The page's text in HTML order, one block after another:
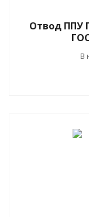
Отвод ППУ
В